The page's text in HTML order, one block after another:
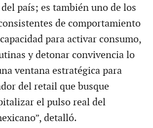
país; es también uno de los
de comportamiento
para activar consumo,
y detonar convivencia lo
ventana estratégica para
del retail que busque
el pulso real del
detalló.